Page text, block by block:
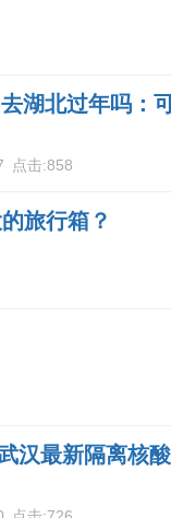
湖北过年吗：
点击:858
旅行箱？
汉最新隔离核